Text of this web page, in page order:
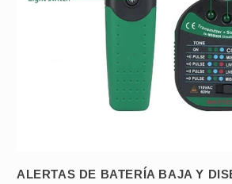
ALERTAS DE BATERÍA BAJA Y